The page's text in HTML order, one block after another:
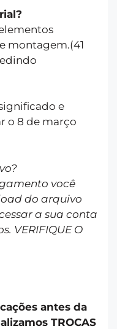
montagem.(41
e
o 8 de março
você
do arquivo
a sua conta
VERIFIQUE O
antes da
TROCAS